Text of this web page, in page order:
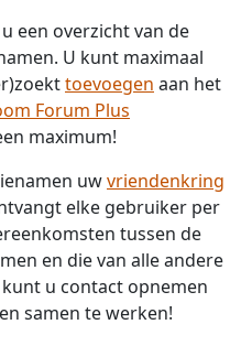
een overzicht van de
U kunt maximaal
toevoegen aan het
Forum Plus
maximum!
uwvriendenkring
elke gebruiker per
tussen de
en die van alle andere
u contact opnemen
samen te werken!